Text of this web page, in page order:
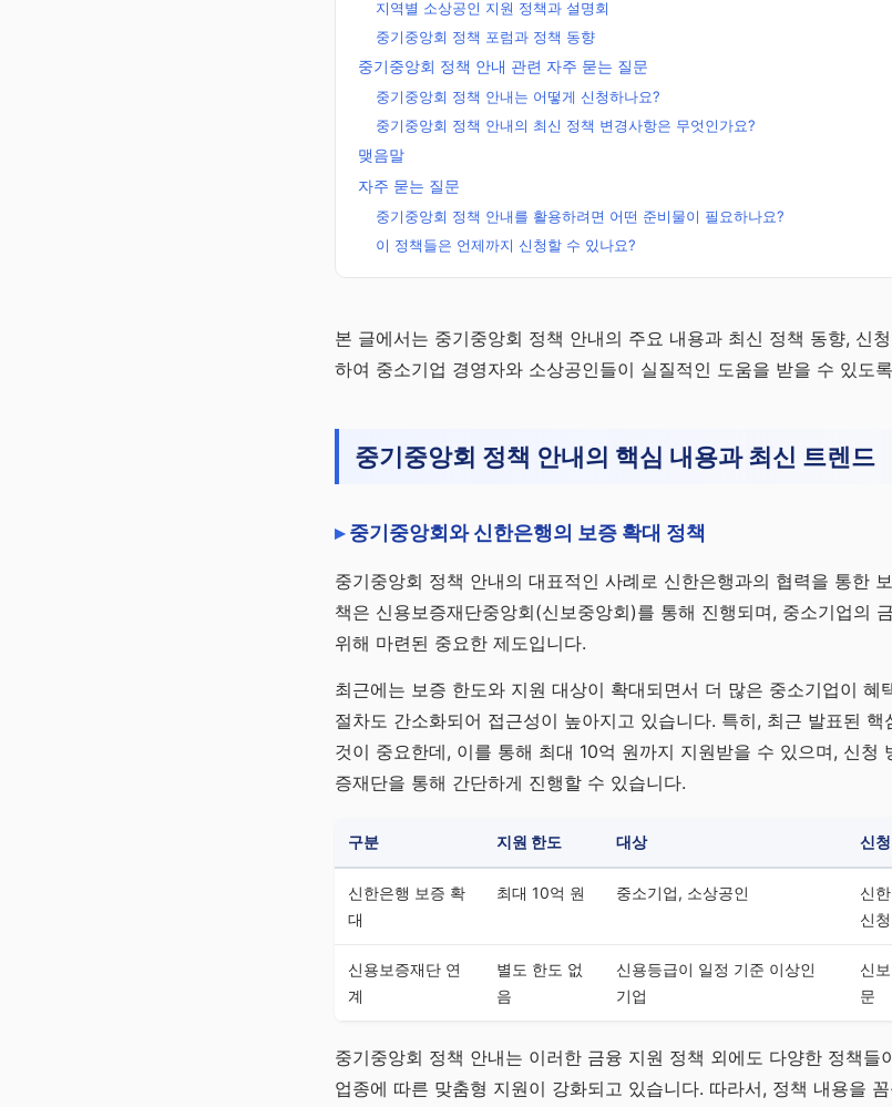
지역별 소상공인 지원 정책과 설명회
중기중앙회 정책 포럼과 정책 동향
중기중앙회 정책 안내 관련 자주 묻는 질문
중기중앙회 정책 안내는 어떻게 신청하나요?
중기중앙회 정책 안내의 최신 정책 변경사항은 무엇인가요?
맺음말
자주 묻는 질문
중기중앙회 정책 안내를 활용하려면 어떤 준비물이 필요하나요?
이 정책들은 언제까지 신청할 수 있나요?
잠자는 내
숨은돈 알리미
채널 바로
가기
본 글에서는 중기중앙회 정책 안내의 주요 내용과 최신 정책 동향, 신
하여 중소기업 경영자와 소상공인들이 실질적인 도움을 받을 수 있도
중기중앙회 정책 안내의 핵심 내용과 최신 트렌드
중기중앙회와 신한은행의 보증 확대 정책
중기중앙회 정책 안내의 대표적인 사례로 신한은행과의 협력을 통한
책은 신용보증재단중앙회(신보중앙회)를 통해 진행되며, 중소기업의
위해 마련된 중요한 제도입니다.
최근에는 보증 한도와 지원 대상이 확대되면서 더 많은 중소기업이 혜
절차도 간소화되어 접근성이 높아지고 있습니다. 특히, 최근 발표된
것이 중요한데, 이를 통해 최대 10억 원까지 지원받을 수 있으며, 신청
증재단을 통해 간단하게 진행할 수 있습니다.
구분 지원 한도 대상 신
신한은행 보증 확
대
최대 10억 원 중소기업, 소상공인
신
신청
신용보증재단 연
계
별도 한도 없
음
신용등급이 일정 기준 이상인
기업
신
문
중기중앙회 정책 안내는 이러한 금융 지원 정책 외에도 다양한 정책들
업종에 따른 맞춤형 지원이 강화되고 있습니다. 따라서, 정책 내용을